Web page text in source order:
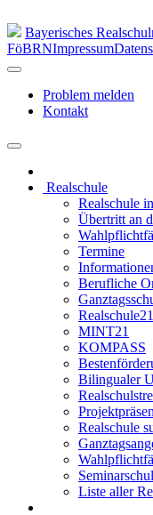
Bayerisches
FöBRNImpressum
Problem melden
Kontakt
Realschule
Realschule
Übertritt an
Termine
Berufliche
Realschule21
MINT21
KOMPASS
Bilingualer
Realschule
Liste aller